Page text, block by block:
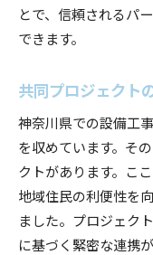
とで、信頼されるパ
できます。
共同プロジェクト
神奈川県での設備工
を収めています。そ
クトがあります。こ
地域住民の利便性を
ました。プロジェク
に基づく緊密な連携